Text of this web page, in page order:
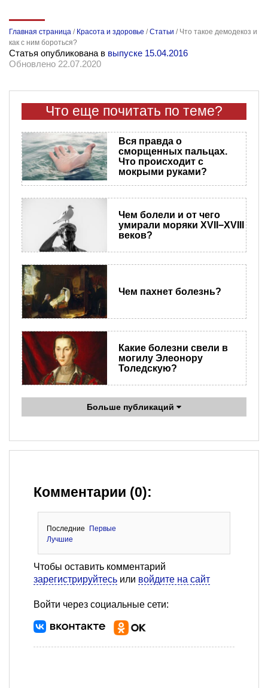
Главная страница / Красота и здоровье /Статьи / Что такое демодекоз и
как с ним бороться?
Статья опубликована в выпуске 15.04.2016
Обновлено 22.07.2020
Что еще почитать по теме?
Вся правда о
сморщенных пальцах.
Что происходит с
мокрыми руками?
Чем болели и от чего
умирали моряки XVII−XVIII
веков?
Чем пахнет болезнь?
Какие болезни свели в
могилу Элеонору
Толедскую?
Больше публикаций
Комментарии (0):
Последние
Первые
Лучшие
Чтобы оставить комментарий
зарегистрируйтесь или войдите на сайт
Войти через социальные сети: